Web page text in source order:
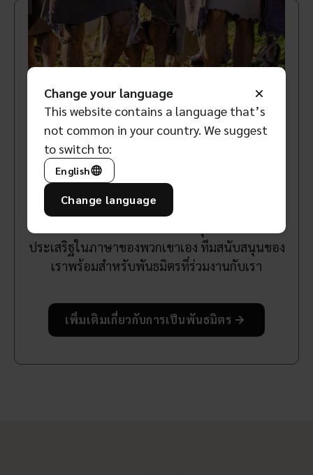
เรายินดีที่จะแบ่งปัน
พันธมิตรของเราสามารถใช้เครื่องมือ เทคโนโลยี
เนื้อหา และความรู้ทั้งหมดที่เครือข่ายของเรามีให้
ประเสริฐในภาษาของพวกเขาเอง ทีมสนับสนุนของ
เราพร้อมสำหรับพันธมิตรที่ร่วมงานกับเรา
เพิ่มเติมเกี่ยวกับการเป็นพันธมิตร
Change your language
This website contains a language that’s
not common in your country. We suggest
to switch to:
English
Change language